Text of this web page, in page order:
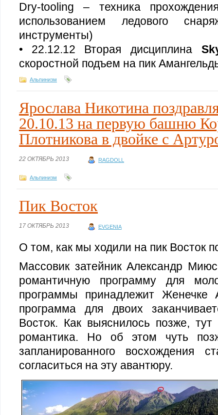
Dry-tooling – техника
использованием ледового
инструменты)
• 22.12.12 Вторая дисциплина
скоростной подъем на пик
Альпинизм
Ярослава Никотина
20.10.13 на первую башню
Плотникова в двойке с
22 ОКТЯБРЬ 2013 RAGDOLL
Альпинизм
Пик Восток
17 ОКТЯБРЬ 2013 EVGENIA
О том, как мы ходили на пик Восток
Массовик затейник Александр
романтичную программу для
программы принадлежит
программа для двоих
Восток. Как выяснилось позже,
романтика. Но об этом чуть
запланированного
согласиться на эту авантюру.